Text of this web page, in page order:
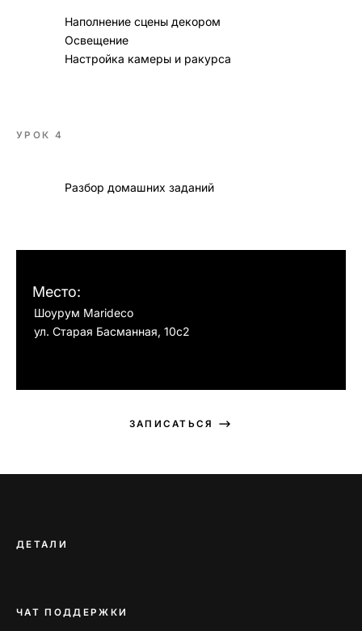
Наполнение сцены декором
Освещение
Настройка камеры и ракурса
УРОК 4
Разбор домашних заданий
Место:
Шоурум Marideco
ул. Старая Басманная, 10с2
ЗАПИСАТЬСЯ ⟶
ДЕТАЛИ
ЧАТ ПОДДЕРЖКИ